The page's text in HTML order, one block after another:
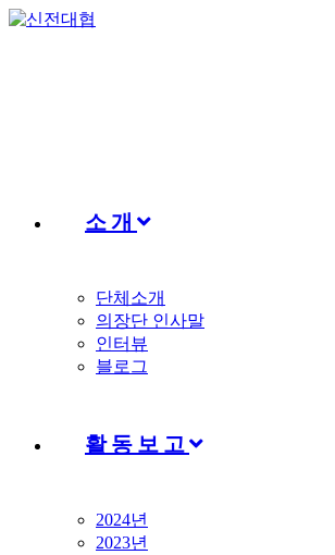
Skip
소개
단체소개
의장단 인사말
인터뷰
블로그
활동보고
2024년
2023년